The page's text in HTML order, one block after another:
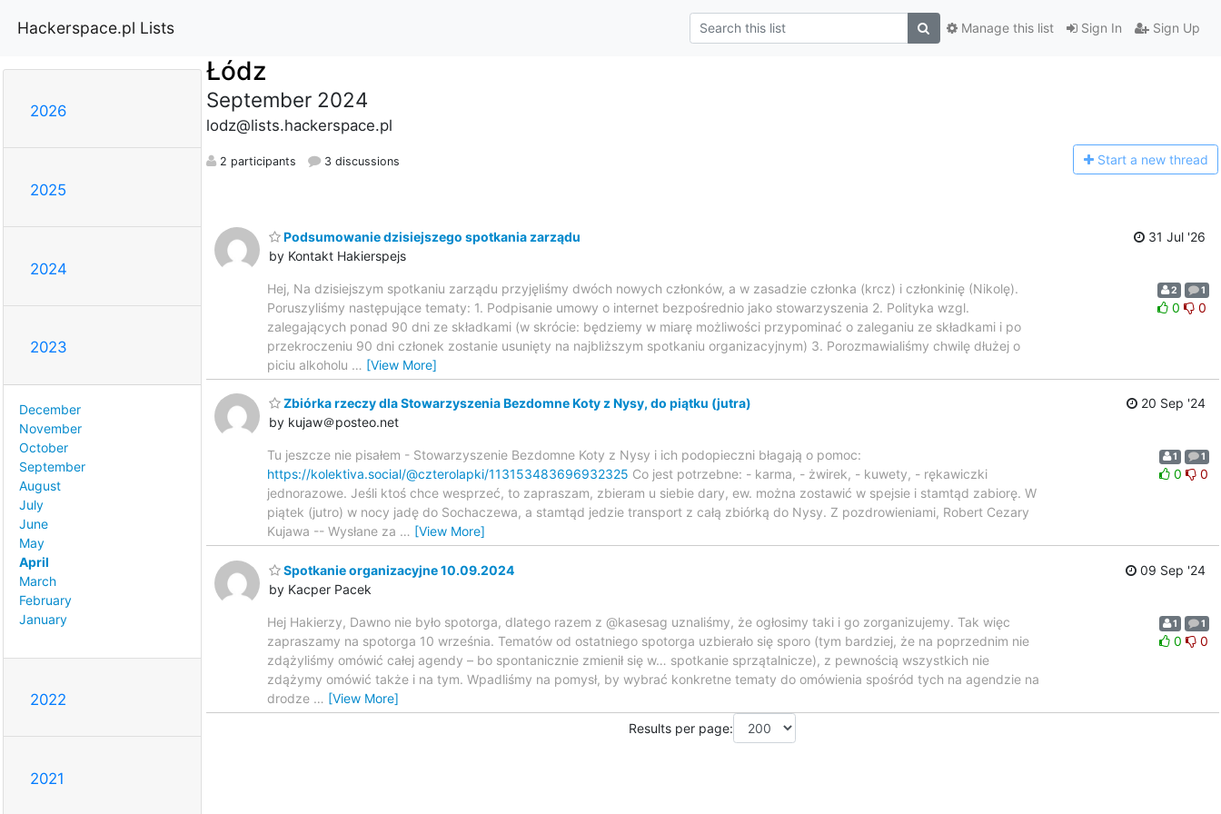
Hackerspace.pl Lists Sign In Sign Up
Manage this list
2026
2025
2024
2023
December
November
October
September
August
July
June
May
April
March
February
January
2022
2021
Łódz
September 2024
lodz@lists.hackerspace.pl
2 participants 3 discussions Start a new thread
Podsumowanie dzisiejszego spotkania zarządu
by Kontakt Hakierspejs
31 Jul '26
Hej, Na dzisiejszym spotkaniu zarządu przyjęliśmy dwóch nowych członków, a w zasadzie członka (krcz) i członkinię (Nikolę).
Poruszyliśmy następujące tematy: 1. Podpisanie umowy o internet bezpośrednio jako stowarzyszenia 2. Polityka wzgl.
zalegających ponad 90 dni ze składkami (w skrócie: będziemy w miarę możliwości przypominać o zaleganiu ze składkami i po
przekroczeniu 90 dni członek zostanie usunięty na najbliższym spotkaniu organizacyjnym) 3. Porozmawialiśmy chwilę dłużej o
piciu alkoholu … [View More]
2 1
0 0
Zbiórka rzeczy dla Stowarzyszenia Bezdomne Koty z Nysy, do piątku (jutra)
by kujaw＠posteo.net
20 Sep '24
Tu jeszcze nie pisałem - Stowarzyszenie Bezdomne Koty z Nysy i ich podopieczni błagają o pomoc:
https://kolektiva.social/@czterolapki/113153483696932325 Co jest potrzebne: - karma, - żwirek, - kuwety, - rękawiczki
jednorazowe. Jeśli ktoś chce wesprzeć, to zapraszam, zbieram u siebie dary, ew. można zostawić w spejsie i stamtąd zabiorę. W
piątek (jutro) w nocy jadę do Sochaczewa, a stamtąd jedzie transport z całą zbiórką do Nysy. Z pozdrowieniami, Robert Cezary
Kujawa -- Wysłane za … [View More]
1 1
0 0
Spotkanie organizacyjne 10.09.2024
by Kacper Pacek
09 Sep '24
Hej Hakierzy, Dawno nie było spotorga, dlatego razem z @kasesag uznaliśmy, że ogłosimy taki i go zorganizujemy. Tak więc
zapraszamy na spotorga 10 września. Tematów od ostatniego spotorga uzbierało się sporo (tym bardziej, że na poprzednim nie
zdążyliśmy omówić całej agendy – bo spontanicznie zmienił się w… spotkanie sprzątalnicze), z pewnością wszystkich nie
zdążymy omówić także i na tym. Wpadliśmy na pomysł, by wybrać konkretne tematy do omówienia spośród tych na agendzie na
drodze … [View More]
1 1
0 0
Results per page: